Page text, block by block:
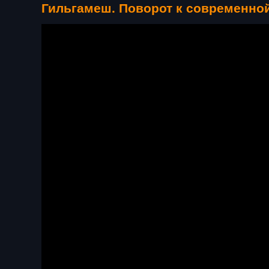
Гильгамеш. Поворот к